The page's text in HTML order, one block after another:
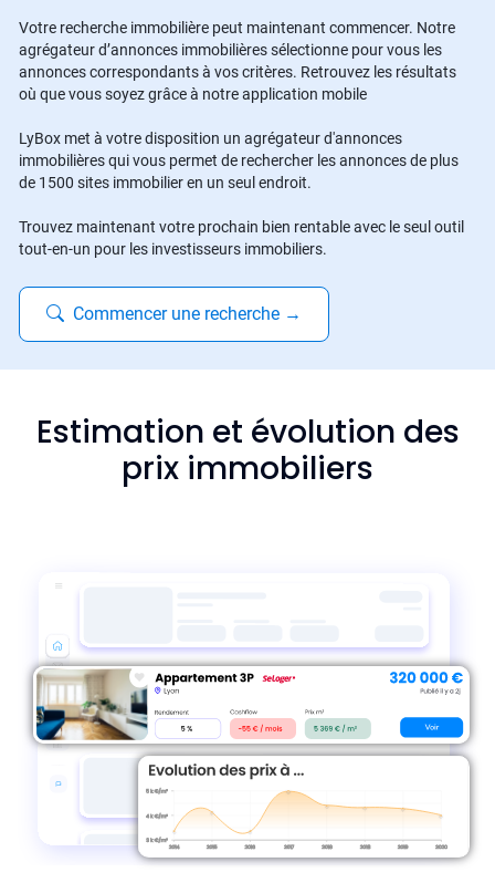
Votre recherche immobilière peut maintenant commencer. Notre
agrégateur d’annonces immobilières sélectionne pour vous les
annonces correspondants à vos critères. Retrouvez les résultats
où que vous soyez grâce à notre application mobile
LyBox met à votre disposition un agrégateur d'annonces
immobilières qui vous permet de rechercher les annonces de plus
de 1500 sites immobilier en un seul endroit.
Trouvez maintenant votre prochain bien rentable avec le seul outil
tout-en-un pour les investisseurs immobiliers.
Commencer une recherche →
Estimation et évolution des
prix immobiliers